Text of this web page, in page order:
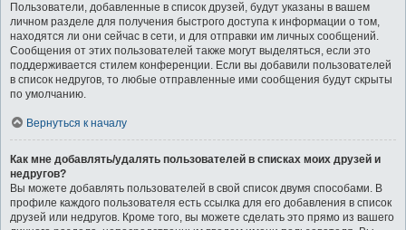
Пользователи, добавленные в список друзей, будут указаны в вашем
личном разделе для получения быстрого доступа к информации о том,
находятся ли они сейчас в сети, и для отправки им личных сообщений.
Сообщения от этих пользователей также могут выделяться, если это
поддерживается стилем конференции. Если вы добавили пользователей
в список недругов, то любые отправленные ими сообщения будут скрыты
по умолчанию.
Вернуться к началу
Как мне добавлять/удалять пользователей в списках моих друзей и
недругов?
Вы можете добавлять пользователей в свой список двумя способами. В
профиле каждого пользователя есть ссылка для его добавления в список
друзей или недругов. Кроме того, вы можете сделать это прямо из вашего